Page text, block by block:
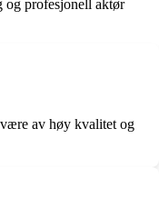
og profesjonell aktør
av høy kvalitet og